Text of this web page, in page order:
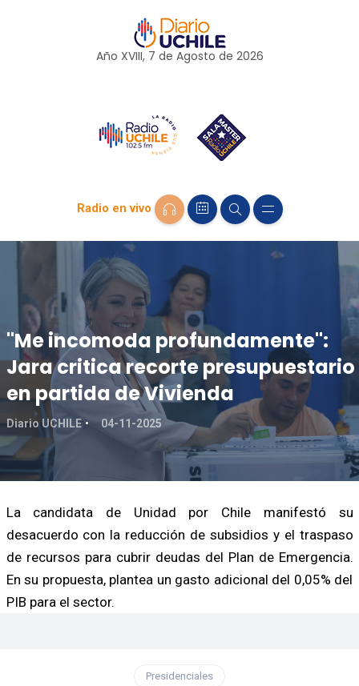
Año XVIII, 7 de Agosto de 2026
Radio en vivo
"Me incomoda profundamente":
Jara critica recorte presupuestario
en partida de Vivienda
Diario UCHILE 04-11-2025
La candidata de Unidad por Chile manifestó su
desacuerdo con la reducción de subsidios y el traspaso
de recursos para cubrir deudas del Plan de Emergencia.
En su propuesta, plantea un gasto adicional del 0,05% del
PIB para el sector.
Presidenciales